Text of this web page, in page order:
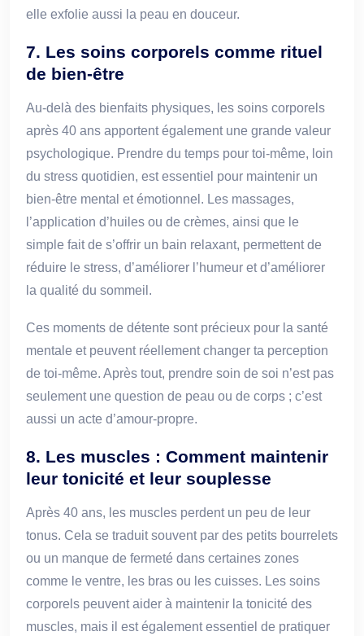
elle exfolie aussi la peau en douceur.
7. Les soins corporels comme rituel
de bien-être
Au-delà des bienfaits physiques, les soins corporels
après 40 ans apportent également une grande valeur
psychologique. Prendre du temps pour toi-même, loin
du stress quotidien, est essentiel pour maintenir un
bien-être mental et émotionnel. Les massages,
l’application d’huiles ou de crèmes, ainsi que le
simple fait de s’offrir un bain relaxant, permettent de
réduire le stress, d’améliorer l’humeur et d’améliorer
la qualité du sommeil.
Ces moments de détente sont précieux pour la santé
mentale et peuvent réellement changer ta perception
de toi-même. Après tout, prendre soin de soi n’est pas
seulement une question de peau ou de corps ; c’est
aussi un acte d’amour-propre.
8. Les muscles : Comment maintenir
leur tonicité et leur souplesse
Après 40 ans, les muscles perdent un peu de leur
tonus. Cela se traduit souvent par des petits bourrelets
ou un manque de fermeté dans certaines zones
comme le ventre, les bras ou les cuisses. Les soins
corporels peuvent aider à maintenir la tonicité des
muscles, mais il est également essentiel de pratiquer